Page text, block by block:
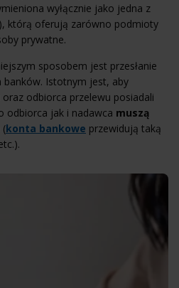
wyłącznie jako jedna z
którą oferują zarówno podmioty
prywatne.
sposobem jest przesłanie
banków. Istotnym jest, aby
odbiorca przelewu posiadali
odbiorca jak i nadawca muszą
(konta bankowe przewidują taką